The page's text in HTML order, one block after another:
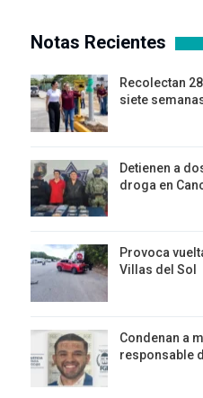
Notas Recientes
Recolectan
siete
Detienen a
droga en
Provoca
Villas del Sol
Condenan a
responsable